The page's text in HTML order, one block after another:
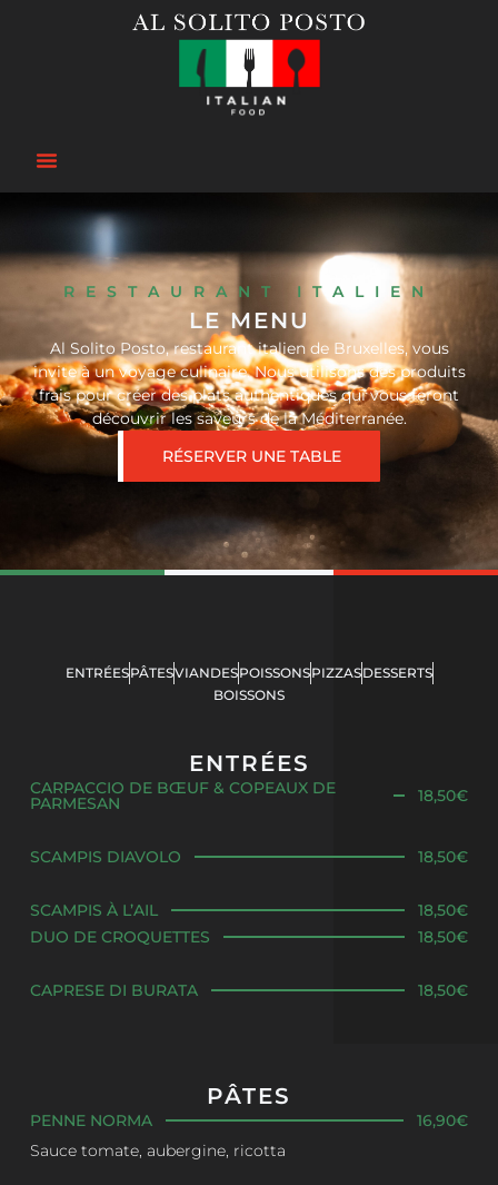
RESTAURANT ITALIEN
LE MENU
Al Solito Posto, restaurant italien de Bruxelles, vous
invite à un voyage culinaire. Nous utilisons des produits
frais pour créer des plats authentiques qui vous feront
découvrir les saveurs de la Méditerranée.
RÉSERVER UNE TABLE
ENTRÉESPÂTESVIANDESPOISSONSPIZZASDESSERTS
BOISSONS
ENTRÉES
CARPACCIO DE BŒUF & COPEAUX DE
PARMESAN 18,50€
SCAMPIS DIAVOLO 18,50€
SCAMPIS À L’AIL
18,50€
DUO DE CROQUETTES
18,50€
CAPRESE DI BURATA 18,50€
PÂTES
PENNE NORMA
16,90€
Sauce tomate, aubergine, ricotta